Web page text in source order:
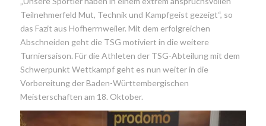
Teilnehmerfeld Mut, Technik und Kampfgeist gezeigt“, so
das Fazit aus Hofherrnweiler. Mit dem erfolgreichen
Abschneiden geht die TSG motiviert in die weitere
Turniersaison. Für die Athleten der TSG-Abteilung mit dem
Schwerpunkt Wettkampf geht es nun weiter in die
Vorbereitung der Baden-Württembergischen
Meisterschaften am 18. Oktober.